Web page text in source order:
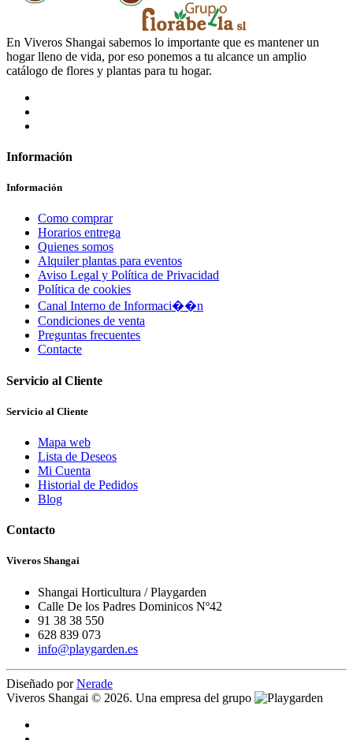
En Viveros Shangai sabemos lo importante que es mantener un
hogar lleno de vida, por eso ponemos a tu alcance un amplio
catálogo de flores y plantas para tu hogar.
Información
Información
Como comprar
Horarios entrega
Quienes somos
Alquiler plantas para eventos
Aviso Legal y Política de Privacidad
Política de cookies
Canal Interno de Informaci��n
Condiciones de venta
Preguntas frecuentes
Contacte
Servicio al Cliente
Servicio al Cliente
Mapa web
Lista de Deseos
Mi Cuenta
Historial de Pedidos
Blog
Contacto
Viveros Shangai
Shangai Horticultura / Playgarden
Calle De los Padres Dominicos Nº42
91 38 38 550
628 839 073
info@playgarden.es
Diseñado porNerade
Viveros Shangai © 2026. Una empresa del grupo